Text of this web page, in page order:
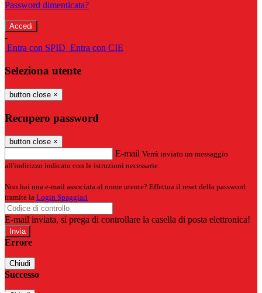
Password dimenticata?
-
Entra con SPID Entra con CIE
Seleziona utente
button close ×
Recupero password
button close ×
E-mail Verrà inviato un messaggio
all'indirizzo indicato con le istruzioni necessarie.
Non hai una e-mail associata al nome utente? Effettua il reset della password
tramite la Login Spaggiari
E-mail inviata, si prega di controllare la casella di posta elettronica!
Errore
Chiudi
Successo